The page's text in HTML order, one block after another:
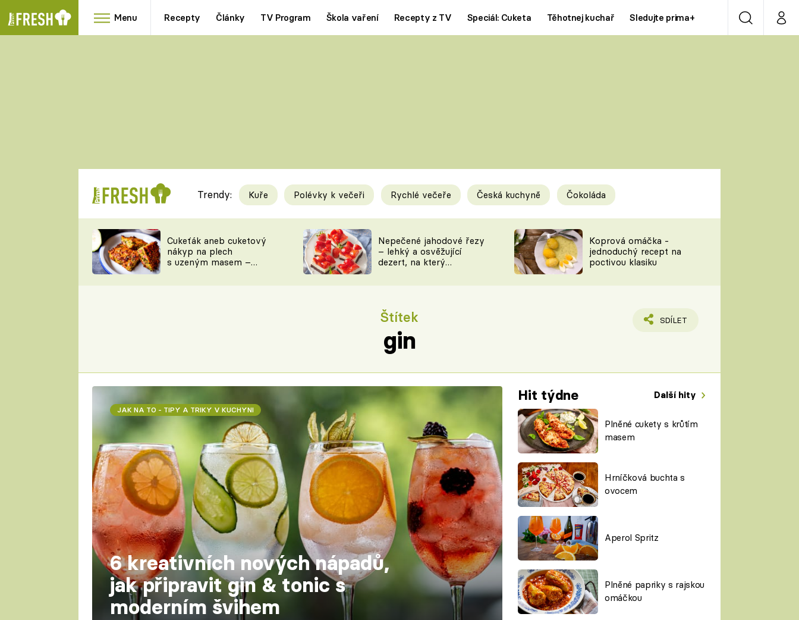
Menu Recepty Články TV Program Škola vaření Recepty z TV Speciál: Cuketa Těhotnej kuchař Sledujte prima+ VyhledáváníMůj
RYCHLOVKY
Videorecepty
TEĎ VAŘÍ ŠÉF!
Tipy a triky
KAM ZA JÍDLEM
NA NÁKUPECH
Novinky
ŠÉFREDAKTORKY
Prima LAJK
Sledujte nás
Trendy: Kuře Polévky k večeři Rychlé večeře Česká kuchyně Čokoláda
Cukeťák aneb cuketový
nákyp na plech
s uzeným masem –
Nepečené jahodové řezy
– lehký a osvěžující
dezert, na který
Koprová omáčka -
jednoduchý recept na
poctivou klasiku
Štítek
gin
SDÍLET
Hit týdne Další hity
Plněné cukety s krůtím
masem
Hrníčková buchta s
ovocem
Aperol Spritz
Plněné papriky s rajskou
omáčkou
JAK NA TO - TIPY A TRIKY V KUCHYNI
6 kreativních nových nápadů,
jak připravit gin & tonic s
moderním švihem